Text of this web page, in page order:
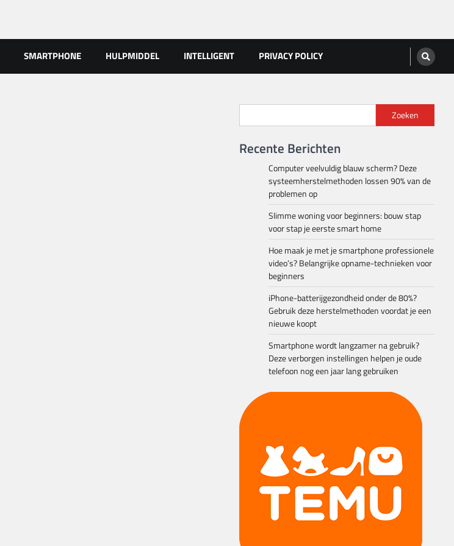
SMARTPHONE HULPMIDDEL INTELLIGENT PRIVACY POLICY
Zoeken
Recente Berichten
Computer veelvuldig blauw scherm? Deze
systeemherstelmethoden lossen 90% van de
problemen op
Slimme woning voor beginners: bouw stap
voor stap je eerste smart home
Hoe maak je met je smartphone professionele
video’s? Belangrijke opname-technieken voor
beginners
iPhone-batterijgezondheid onder de 80%?
Gebruik deze herstelmethoden voordat je een
nieuwe koopt
Smartphone wordt langzamer na gebruik?
Deze verborgen instellingen helpen je oude
telefoon nog een jaar lang gebruiken